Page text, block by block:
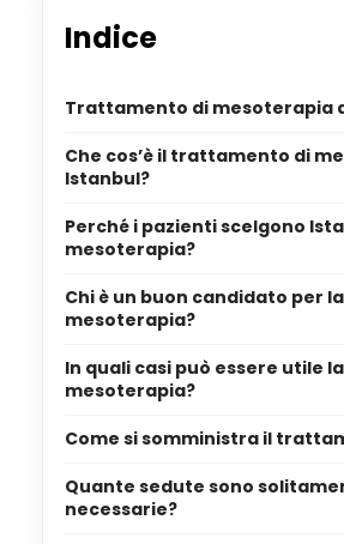
Indice
Trattamento di mesoterapia
Che cos’è il trattamento di
Istanbul?
Perché i pazienti scelgono
mesoterapia?
Chi è un buon candidato per la
mesoterapia?
In quali casi può essere utile la
mesoterapia?
Come si somministra il
Quante sedute sono
necessarie?